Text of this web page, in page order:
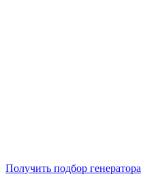
Получить подбор генератора